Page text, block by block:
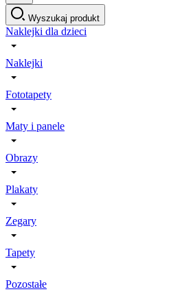
Wyszukaj produkt
Naklejki dla dzieci
Naklejki
Fototapety
Maty i panele
Obrazy
Plakaty
Zegary
Tapety
Pozostałe